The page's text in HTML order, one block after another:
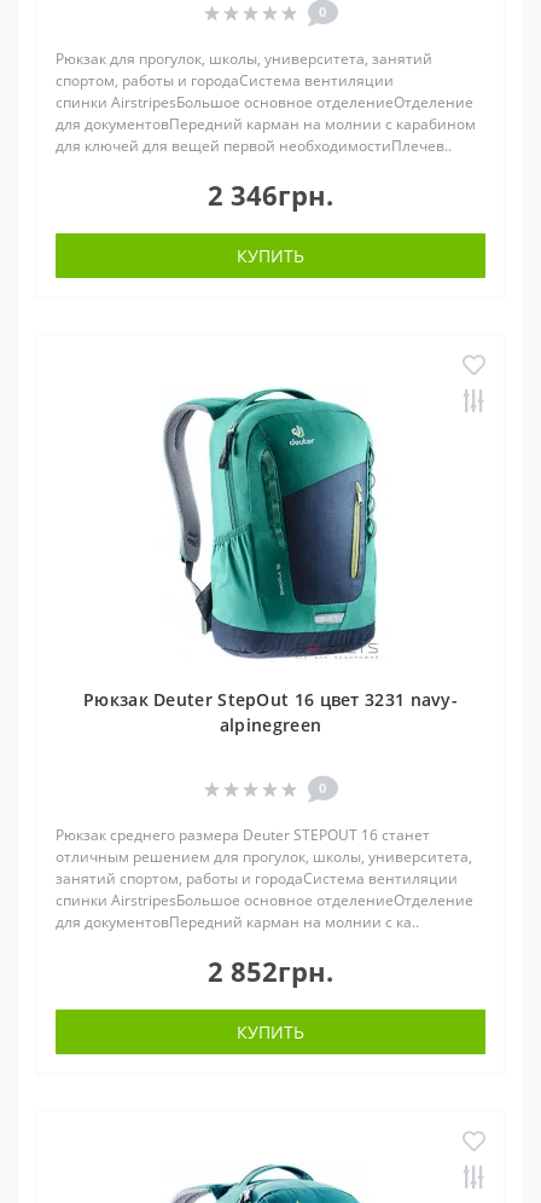
0
Рюкзак для прогулок, школы, университета, занятий
спортом, работы и городаСистема вентиляции
спинки AirstripesБольшое основное отделениеОтделение
для документовПередний карман на молнии с карабином
для ключей для вещей первой необходимостиПлечев..
2 346грн.
КУПИТЬ
Рюкзак Deuter StepOut 16 цвет 3231 navy-
alpinegreen
0
Рюкзак среднего размера Deuter STEPOUT 16 станет
отличным решением для прогулок, школы, университета,
занятий спортом, работы и городаСистема вентиляции
спинки AirstripesБольшое основное отделениеОтделение
для документовПередний карман на молнии с ка..
2 852грн.
КУПИТЬ